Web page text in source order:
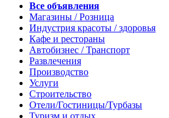
Все объявления
Магазины / Розница
Индустрия красоты / здоровья
Кафе и рестораны
Автобизнес / Транспорт
Развлечения
Производство
Услуги
Строительство
Отели/Гостиницы/Турбазы
Туризм и отдых